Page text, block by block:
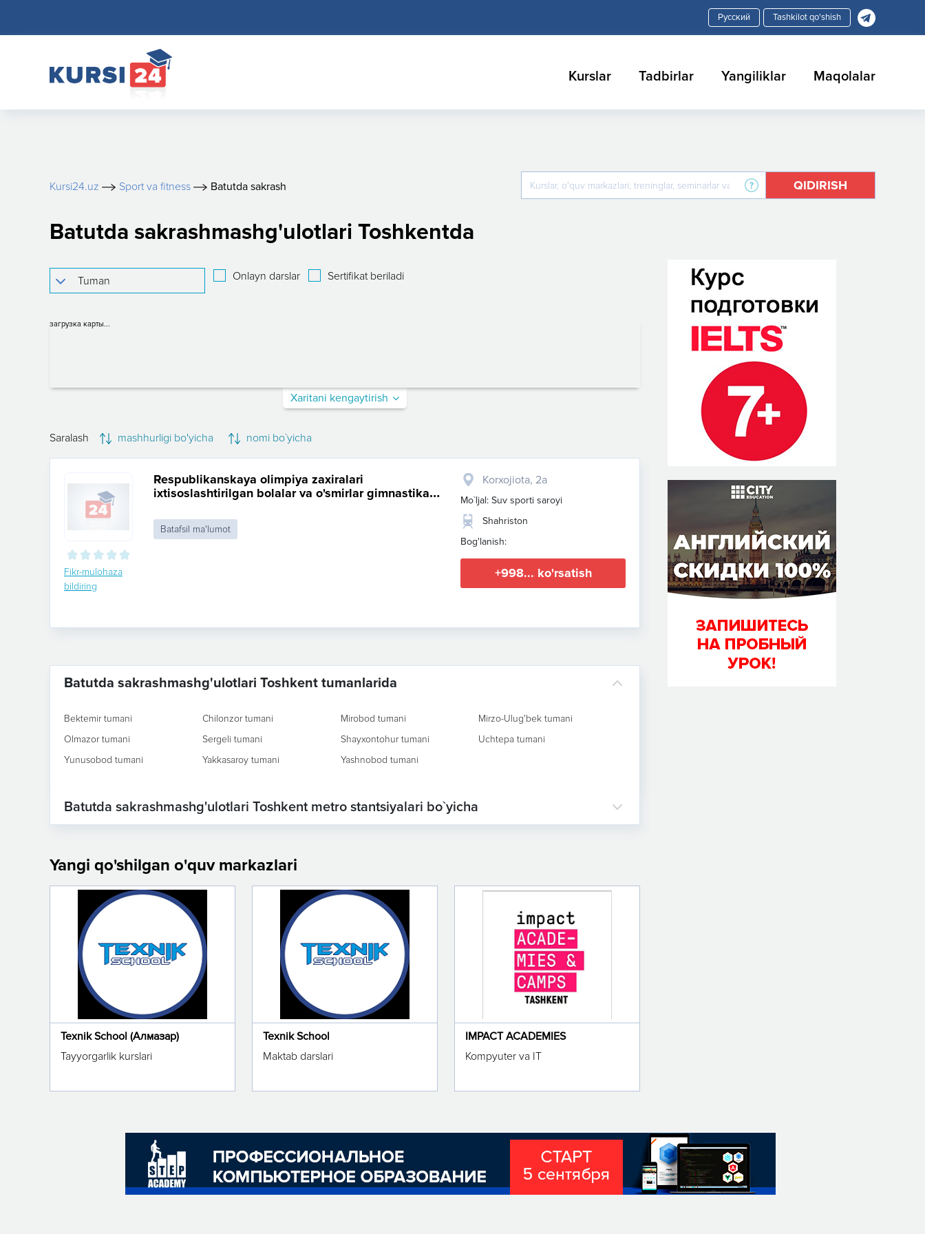
Tashkilot qo'shish
Kurslar Tadbirlar Yangiliklar Maqolalar
Kursi24.uz Sport va fitness Batutda sakrash QIDIRISH
Batutda sakrashmashg'ulotlari Toshkentda
Onlayn darslar Sertifikat beriladi
загрузка карты...
Xaritani kengaytirish
Saralash mashhurligi bo'yicha nomi bo`yicha
Fikr-mulohaza
bildiring
Respublikanskaya olimpiya zaxiralari
ixtisoslashtirilgan bolalar va o'smirlar gimnastika
Batafsil ma'lumot
​Korxojiota, 2a
Mo`ljal: Suv sporti saroyi
Shahriston
Bog'lanish:
+998... ko'rsatish
Batutda sakrashmashg'ulotlari Toshkent tumanlarida
Bektemir tumani Chilonzor tumani Mirobod tumani
Mirzo-Ulug'bek tumani
Olmazor tumani
Sergeli tumani Shayxontohur tumani
Uchtepa tumani
Yunusobod tumani
Yakkasaroy tumani Yashnobod tumani
Batutda sakrashmashg'ulotlari Toshkent metro stantsiyalari bo`yicha
Yangi qo'shilgan o'quv markazlari
Texnik School (Алмазар)
Tayyorgarlik kurslari
Texnik School
Maktab darslari
IMPACT ACADEMIES
Kompyuter va IT